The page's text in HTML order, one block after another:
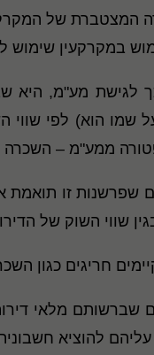
במקרקעין
שמו הוא) לפי
ממע"מ – השכרה
שפרשנות זו תואמת
שווי השוק של
קיימים חריגים
שברשותם מלאי